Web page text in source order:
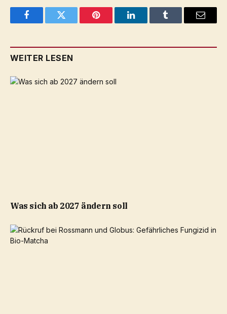
FacebookTwitter Pinterest LinkedInTumblr Email
WEITER LESEN
Was sich ab 2027 ändern soll